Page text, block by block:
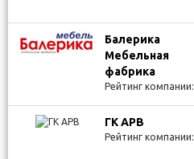
Балерика
Мебельная
фабрика
Рейтинг компании:
ГК АРВ
Рейтинг компании: